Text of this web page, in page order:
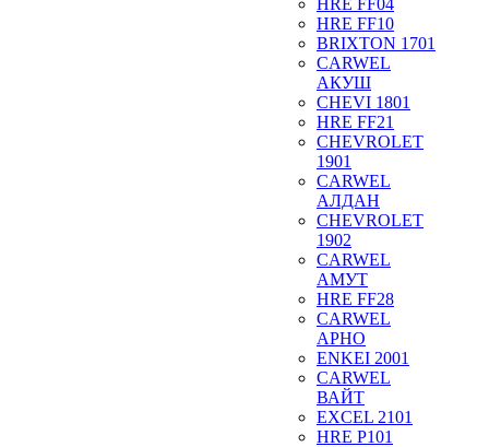
HRE FF04
HRE FF10
BRIXTON 1701
CARWEL
АКУШ
CHEVI 1801
HRE FF21
CHEVROLET
1901
CARWEL
АЛДАН
CHEVROLET
1902
CARWEL
АМУТ
HRE FF28
CARWEL
АРНО
ENKEI 2001
CARWEL
ВАЙТ
EXCEL 2101
HRE P101